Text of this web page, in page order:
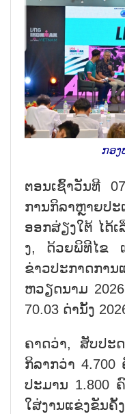
ກອງ
ຕອນ​ເຊົ້າ​ວັນ​ທີ
ການ​ກິ​ລາ​ຫຼາຍ​ປ​
ອອກ​ສ່​ຽງ​ໃຕ້ ໄດ້​
ງ, ດ້ວ​ຍ​ພິ​ທີ​ໄຂ
ຂ່າວປະ​ກາດ​ກາ
ຫວຽດ​ນາມ
70.03 ດ່ານັ້ງ
ຄາດ​ວ່າ, ສັບ​ປະ​
ກິ​ລາກວ່າ
ປະ​ມານ 1.800
ໃສ່​ງານ​ແຂ່ງ​ຂັນ​ຄັ້